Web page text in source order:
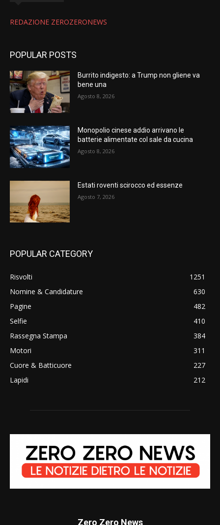
REDAZIONE ZEROZERONEWS
POPULAR POSTS
Burrito indigesto: a Trump non gliene va
bene una
Agosto 8, 2026
Monopolio cinese addio arrivano le
batterie alimentate col sale da cucina
Agosto 8, 2026
Estati roventi scirocco ed essenze
Agosto 7, 2026
POPULAR CATEGORY
Risvolti
1251
Nomine & Candidature
630
Pagine
482
Selfie
410
Rassegna Stampa
384
Motori
311
Cuore & Batticuore
227
Lapidi
212
Zero Zero News